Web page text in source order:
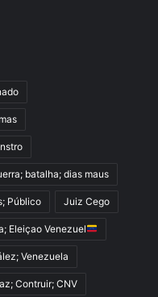
batalha; dias maus
Público Juiz Cego
Eleiçao Venezuel
Venezuela
Contruir; CNV